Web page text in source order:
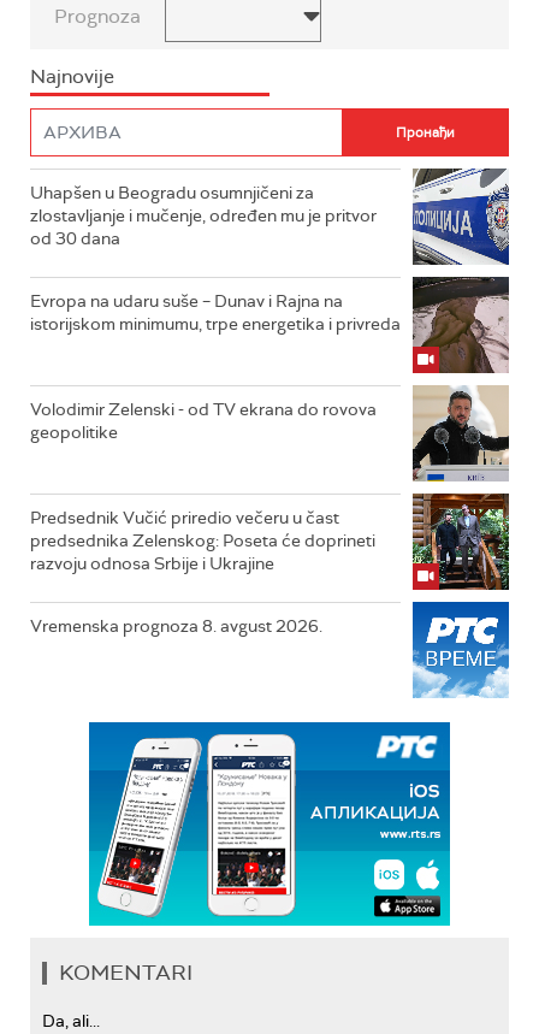
Prognoza
Najnovije
Uhapšen u Beogradu osumnjičeni za
zlostavljanje i mučenje, određen mu je pritvor
od 30 dana
Evropa na udaru suše – Dunav i Rajna na
istorijskom minimumu, trpe energetika i privreda
Volodimir Zelenski - od TV ekrana do rovova
geopolitike
Predsednik Vučić priredio večeru u čast
predsednika Zelenskog: Poseta će doprineti
razvoju odnosa Srbije i Ukrajine
Vremenska prognoza 8. avgust 2026.
KOMENTARI
Da, ali...